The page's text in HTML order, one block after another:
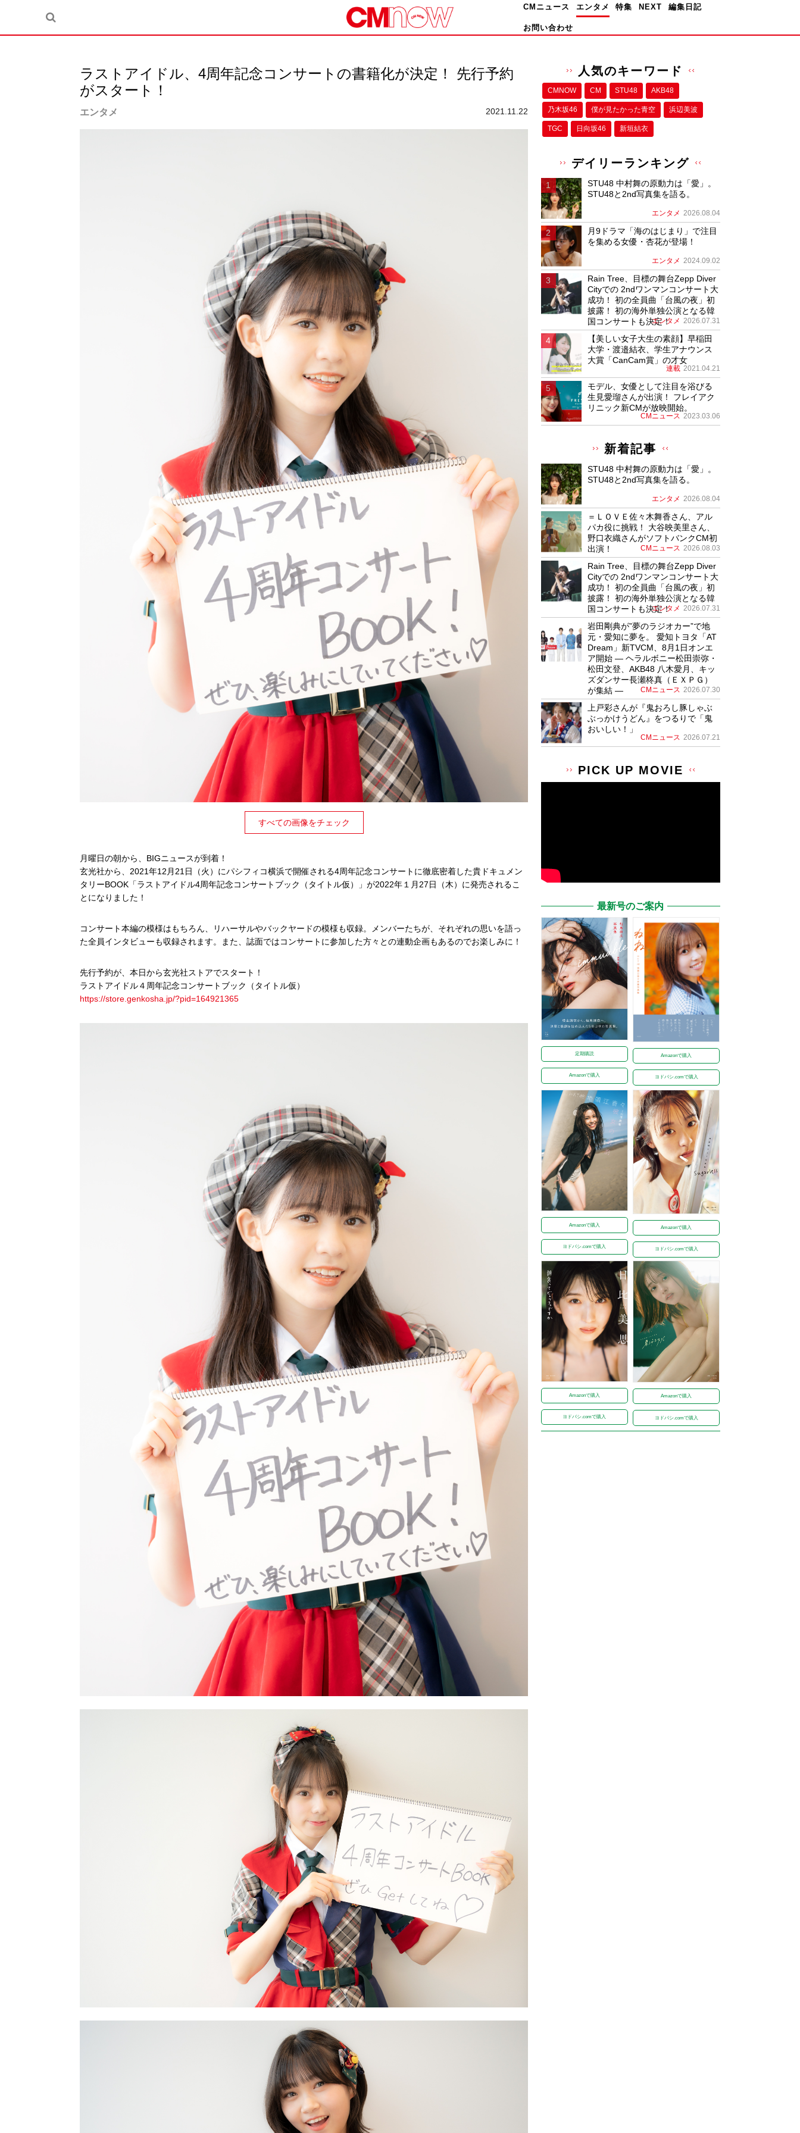
CMニュース エンタメ 特集 NEXT 編集日記
お問い合わせ
ラストアイドル、4周年記念コンサートの書籍化が決定！ 先行予約
がスタート！
エンタメ 2021.11.22
すべての画像をチェック
月曜日の朝から、BIGニュースが到着！
玄光社から、2021年12月21日（火） にパシフィコ横浜で開催される4周年記念コンサートに徹底密着した貴ドキュメン
タリーBOOK「ラストアイドル4周年記念コンサートブック（タイトル仮）」が2022年１月27日（木）に発売されるこ
とになりました！
コンサート本編の模様はもちろん、 リハーサルやバックヤードの模様も収録。メンバーたちが、 それぞれの思いを語っ
た全員インタビューも収録されます。また、誌面ではコンサートに参加した方々との連動企画もあるのでお楽しみに！
先行予約が、本日から玄光社ストアでスタート！
ラストアイドル４周年記念コンサートブック（タイトル仮）
https://store.genkosha.jp/?pid=164921365
人気のキーワード
CMNOW CM STU48 AKB48
乃木坂46 僕が⾒たかった⻘空 浜辺美波
TGC 日向坂46 新垣結衣
デイリーランキング
STU48 中村舞の原動力は「愛」。
STU48と2nd写真集を語る。
エンタメ 2026.08.04
月9ドラマ「海のはじまり」で注目
を集める女優・杏花が登場！
エンタメ 2024.09.02
Rain Tree、目標の舞台Zepp Diver
Cityでの 2ndワンマンコンサート大
成功！ 初の全員曲「台風の夜」初
披露！ 初の海外単独公演となる韓
国コンサートも決定！
エンタメ 2026.07.31
【美しい女子大生の素顔】早稲田
大学・渡邉結衣、学生アナウンス
大賞「CanCam賞」の才女
連載 2021.04.21
モデル、女優として注目を浴びる
生見愛瑠さんが出演！ フレイアク
リニック新CMが放映開始。
CMニュース 2023.03.06
新着記事
STU48 中村舞の原動力は「愛」。
STU48と2nd写真集を語る。
エンタメ 2026.08.04
＝ＬＯＶＥ佐々木舞香さん、アル
パカ役に挑戦！ 大谷映美里さん、
野口衣織さんがソフトバンクCM初
出演！
CMニュース 2026.08.03
Rain Tree、目標の舞台Zepp Diver
Cityでの 2ndワンマンコンサート大
成功！ 初の全員曲「台風の夜」初
披露！ 初の海外単独公演となる韓
国コンサートも決定！
エンタメ 2026.07.31
岩田剛典が”夢のラジオカー”で地
元・愛知に夢を。 愛知トヨタ「AT
Dream」新TVCM、8月1日オンエ
ア開始 ― ヘラルボニー松田崇弥・
松田文登、AKB48 八木愛月、キッ
ズダンサー長瀬柊真（ＥＸＰＧ）
が集結 ―
CMニュース 2026.07.30
上戸彩さんが『鬼おろし豚しゃぶ
ぶっかけうどん』をつるりで「鬼
おいしい！」
CMニュース 2026.07.21
PICK UP MOVIE
最新号のご案内
定期購読
Amazonで購入
Amazonで購入
ヨドバシ.comで購入
Amazonで購入
ヨドバシ.comで購入
Amazonで購入
ヨドバシ.comで購入
Amazonで購入
ヨドバシ.comで購入
Amazonで購入
ヨドバシ.comで購入